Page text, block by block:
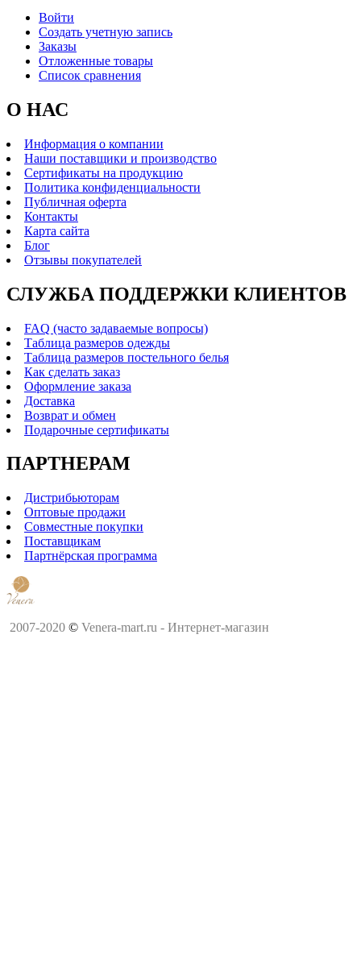
Войти
Создать учетную запись
Заказы
Отложенные товары
Список сравнения
О НАС
Информация о компании
Наши поставщики и производство
Сертификаты на продукцию
Политика конфиденциальности
Публичная оферта
Контакты
Карта сайта
Блог
Отзывы покупателей
СЛУЖБА ПОДДЕРЖКИ КЛИЕНТОВ
FAQ (часто задаваемые вопросы)
Таблица размеров одежды
Таблица размеров постельного белья
Как сделать заказ
Оформление заказа
Доставка
Возврат и обмен
Подарочные сертификаты
ПАРТНЕРАМ
Дистрибьюторам
Оптовые продажи
Совместные покупки
Поставщикам
Партнёрская программа
2007-2020 © Venera-mart.ru - Интернет-магазин